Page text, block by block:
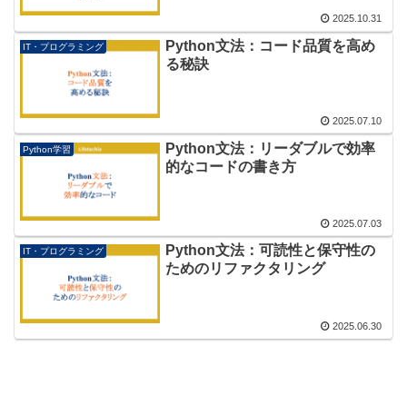
2025.10.31
IT・プログラミング
Python文法：コード品質を高め
る秘訣
2025.07.10
Python学習
Python文法：リーダブルで効率
的なコードの書き方
2025.07.03
IT・プログラミング
Python文法：可読性と保守性の
ためのリファクタリング
2025.06.30